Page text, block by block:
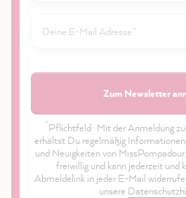
Zum Newsletter
*Pflichtfeld · Mit der Anmeldung
erhältst Du regelmäßig
und Neuigkeiten von
freiwillig und kann jederzeit und
Abmeldelink in jeder E-Mail
unsere